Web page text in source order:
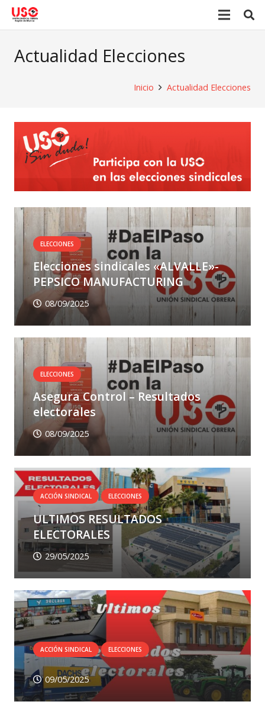
Actualidad Elecciones
Inicio Actualidad Elecciones
ELECCIONES
Elecciones sindicales «ALVALLE»-
PEPSICO MANUFACTURING
08/09/2025
ELECCIONES
Asegura Control – Resultados
electorales
08/09/2025
ACCIÓN SINDICAL ELECCIONES
ULTIMOS RESULTADOS
ELECTORALES
29/05/2025
ACCIÓN SINDICAL ELECCIONES
09/05/2025